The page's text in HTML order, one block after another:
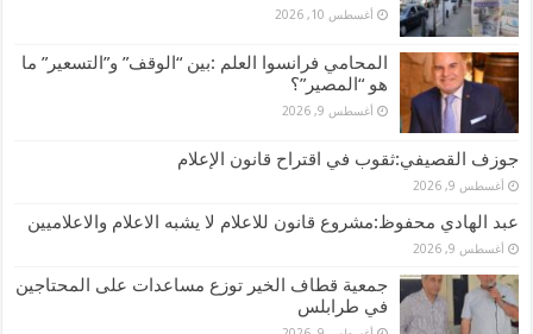
أغسطس 10, 2026
المحامي فرانسوا العلم :بين “الوقف” و”التسعير” ما
هو “المصير”؟
أغسطس 9, 2026
جوزف القصيفي:ثقوب في اقتراح قانون الإعلام
أغسطس 9, 2026
عبد الهادي محفوظ:مشروع قانون للاعلام لا يشبه الاعلام والاعلاميين
أغسطس 9, 2026
جمعية قطاف الخير توزع مساعدات على المحتاجين
في طرابلس